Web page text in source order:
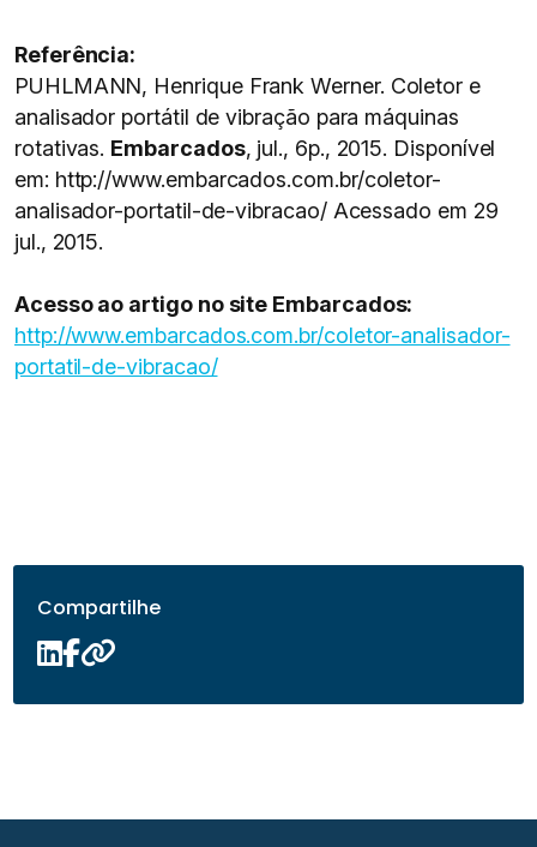
Referência:
PUHLMANN, Henrique Frank Werner. Coletor e
analisador portátil de vibração para máquinas
rotativas. Embarcados, jul., 6p., 2015. Disponível
em: http://www.embarcados.com.br/coletor-
analisador-portatil-de-vibracao/ Acessado em 29
jul., 2015.
Acesso ao artigo no site Embarcados:
http://www.embarcados.com.br/coletor-analisador-
portatil-de-vibracao/
Compartilhe